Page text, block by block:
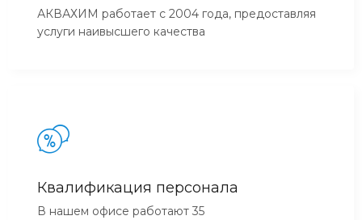
АКВАХИМ работает с 2004 года, предоставляя
услуги наивысшего качества
Квалификация персонала
В нашем офисе работают 35